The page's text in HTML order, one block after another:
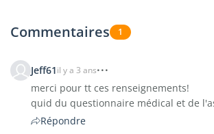
Commentaires 1
Jeff61il y a 3 ans
merci pour tt ces renseignements!
quid du questionnaire médical et de
Répondre